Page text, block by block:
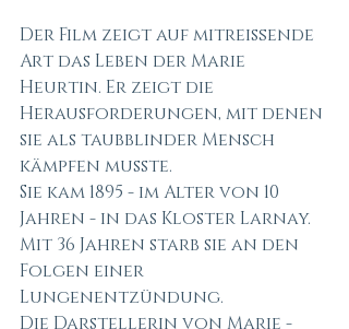
Der Film zeigt auf mitreißende
Art das Leben der Marie
Heurtin. Er zeigt die
Herausforderungen, mit denen
sie als taubblinder Mensch
kämpfen musste.
Sie kam 1895 - im Alter von 10
Jahren - in das Kloster Larnay.
Mit 36 Jahren starb sie an den
Folgen einer
Lungenentzündung.
Die Darstellerin von Marie -